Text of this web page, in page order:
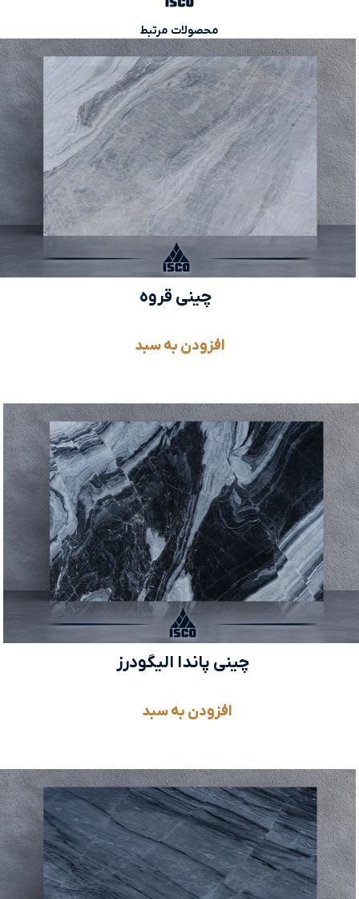
محصولات مرتبط
چینی قروه
افزودن به سبد
چینی پاندا الیگودرز
افزودن به سبد